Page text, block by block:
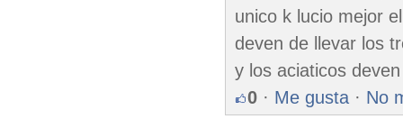
unico k lucio mejor
deven de llevar los
y los aciaticos
0 · Me gusta · No